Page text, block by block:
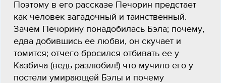
Поэтому в его рассказе Печорин предстает
как человек загадочный и таинственный.
Зачем Печорину понадобилась Бэла; почему,
едва добившись ее любви, он скучает и
томится; отчего бросился отбивать ее у
Казбича (ведь разлюбил!) что мучило его у
постели умирающей Бэлы и почему